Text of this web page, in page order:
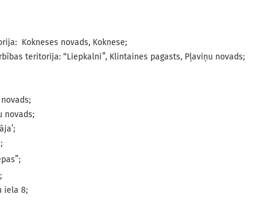
Kokneses novads, Koknese;
teritorija: “Liepkalni”, Klintaines pagasts, Pļaviņu novads;
novads;
iela 8;